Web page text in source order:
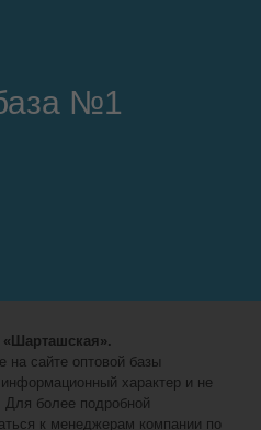
№1
на сайте оптовой базы
характер и не
более подробной
к менеджерам компании по